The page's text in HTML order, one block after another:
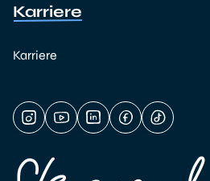
Karriere
Karriere